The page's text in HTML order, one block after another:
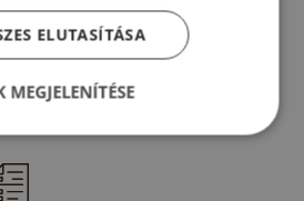
ELUTASÍTÁSA
MEGJELENÍTÉSE